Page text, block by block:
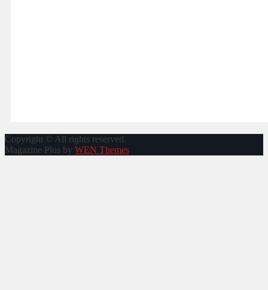
Copyright © All rights reserved.
Magazine Plus by WEN Themes